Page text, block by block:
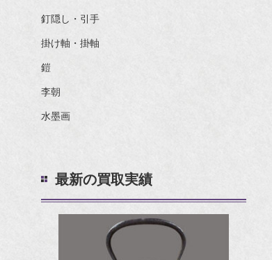
釘隠し・引手
掛け軸・掛軸
鎧
李朝
水墨画
最新の買取実績